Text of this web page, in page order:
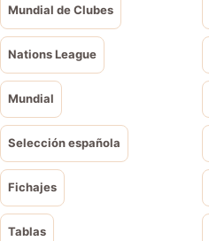
Mundial de Clubes
Nations League
Mundial
Selección española
Fichajes
Tablas